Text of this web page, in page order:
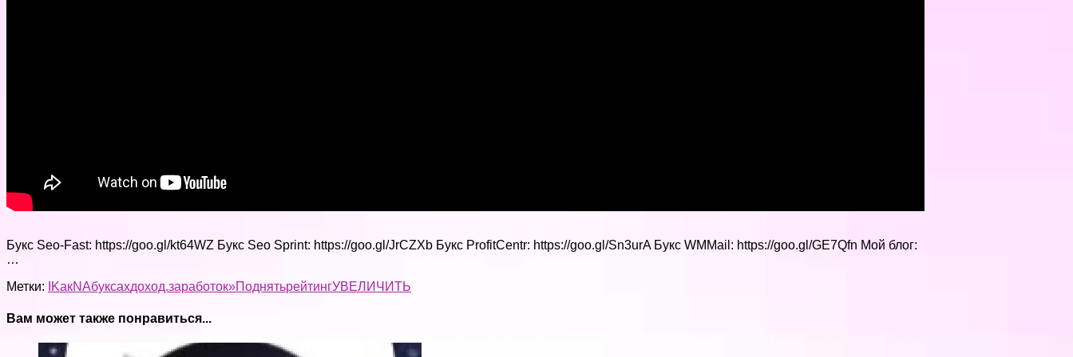
Букс Seo-Fast: https://goo.gl/kt64WZ Букс Seo Sprint: https://goo.gl/JrCZXb Букс ProfitCentr: https://goo.gl/Sn3urA Букс WMMail: https://goo.gl/GE7Qfn Мой блог:
…
Метки:
KакNAбуксахдоход.заработок»ПоднятьрейтингУВЕЛИЧИТЬ
Вам может также понравиться...